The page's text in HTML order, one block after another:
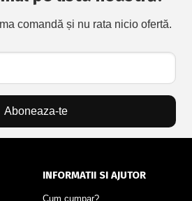
comandă și nu rata nicio ofertă.
Aboneaza-te
INFORMATII SI AJUTOR
Cum cumpar?